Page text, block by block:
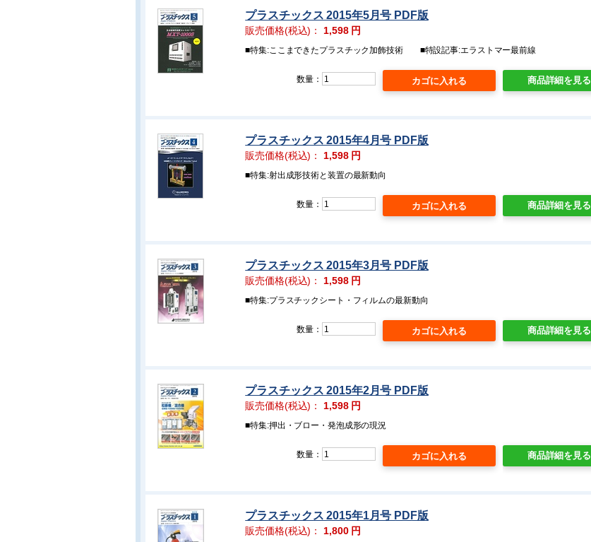
プラスチックス 2015年5月号 PDF版
販売価格(税込)： 1,598円
■特集:ここまできたプラスチック加飾技術 ■特設記事:エラストマー最前線
商品詳細を見る
数量：
プラスチックス 2015年4月号 PDF版
販売価格(税込)： 1,598円
■特集:射出成形技術と装置の最新動向
商品詳細を見る
数量：
プラスチックス 2015年3月号 PDF版
販売価格(税込)： 1,598円
■特集:プラスチックシート・フィルムの最新動向
商品詳細を見る
数量：
プラスチックス 2015年2月号 PDF版
販売価格(税込)： 1,598円
■特集:押出・ブロー・発泡成形の現況
商品詳細を見る
数量：
プラスチックス 2015年1月号 PDF版
販売価格(税込)： 1,800円